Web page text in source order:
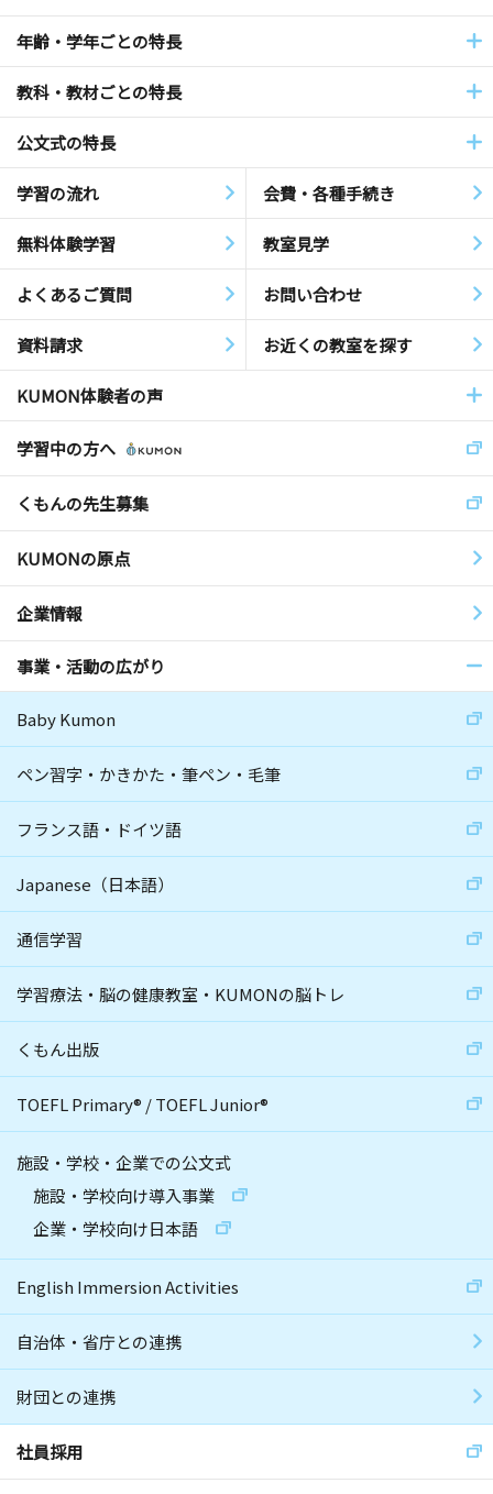
年齢・学年ごとの特長
教科・教材ごとの特長
公文式の特長
学習の流れ 会費・各種手続き
無料体験学習 教室見学
よくあるご質問 お問い合わせ
資料請求 お近くの教室を探す
KUMON体験者の声
学習中の方へ
くもんの先生募集
KUMONの原点
企業情報
事業・活動の広がり
Baby Kumon
ペン習字・かきかた・筆ペン・毛筆
フランス語・ドイツ語
Japanese（日本語）
通信学習
学習療法・脳の健康教室・KUMONの脳トレ
くもん出版
TOEFL Primary® /TOEFL Junior®
施設・学校・企業での公文式
施設・学校向け導入事業
企業・学校向け日本語
English Immersion Activities
自治体・省庁との連携
財団との連携
社員採用